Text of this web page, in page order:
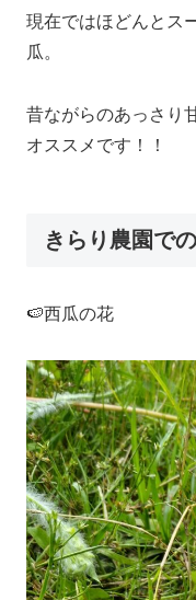
現在ではほどんとス
瓜。
昔ながらのあっさり
オススメです！！
きらり農園で
🍉西瓜の花